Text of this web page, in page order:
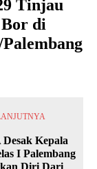
Tinjau
di